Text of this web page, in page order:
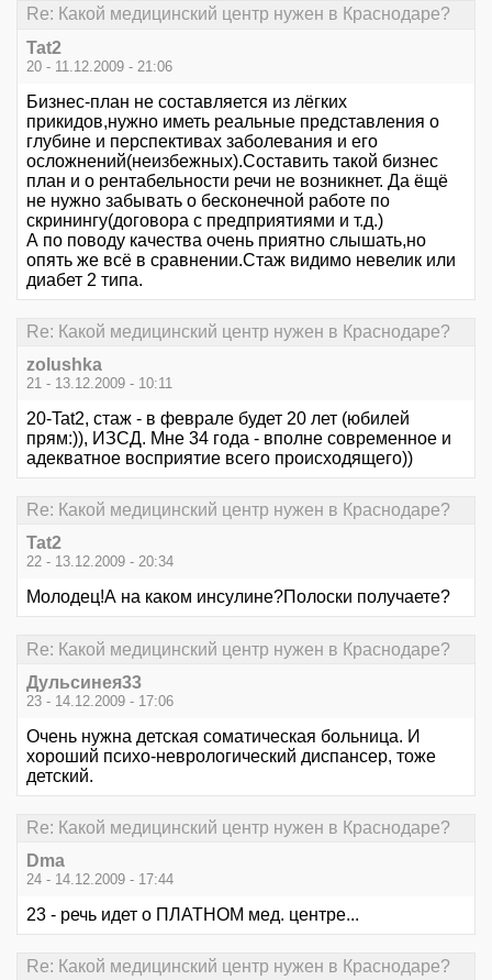
Re: Какой медицинский центр нужен в Краснодаре?
Tat2
20 - 11.12.2009 - 21:06
Бизнес-план не составляется из лёгких
прикидов,нужно иметь реальные представления о
глубине и перспективах заболевания и его
осложнений(неизбежных).Составить такой бизнес
план и о рентабельности речи не возникнет. Да ёщё
не нужно забывать о бесконечной работе по
скринингу(договора с предприятиями и т.д.)
А по поводу качества очень приятно слышать,но
опять же всё в сравнении.Стаж видимо невелик или
диабет 2 типа.
Re: Какой медицинский центр нужен в Краснодаре?
zolushka
21 - 13.12.2009 - 10:11
20-Tat2, стаж - в феврале будет 20 лет (юбилей
прям:)), ИЗСД. Мне 34 года - вполне современное и
адекватное восприятие всего происходящего))
Re: Какой медицинский центр нужен в Краснодаре?
Tat2
22 - 13.12.2009 - 20:34
Молодец!А на каком инсулине?Полоски получаете?
Re: Какой медицинский центр нужен в Краснодаре?
Дульсинея33
23 - 14.12.2009 - 17:06
Очень нужна детская соматическая больница. И
хороший психо-неврологический диспансер, тоже
детский.
Re: Какой медицинский центр нужен в Краснодаре?
Dma
24 - 14.12.2009 - 17:44
23 - речь идет о ПЛАТНОМ мед. центре...
Re: Какой медицинский центр нужен в Краснодаре?